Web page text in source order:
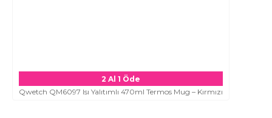
2 Al 1 Öde
Qwetch QM6097 Isı Yalıtımlı 470ml Termos Mug – Kırmızı